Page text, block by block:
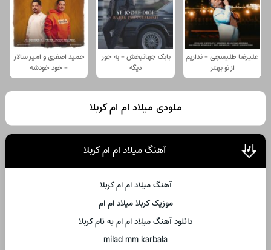
علیرضا طلیسچی - نداریم
از تو بهتر
بابک جهانبخش - یه جور
دیگه
حمید اصغری و امیر سالار
- خود خودشه
ملودی میلاد ام ام کربلا
آهنگ میلاد ام ام کربلا
آهنگ میلاد ام ام کربلا
موزیک کربلا میلاد ام ام
دانلود آهنگ میلاد ام ام به نام کربلا
milad mm karbala